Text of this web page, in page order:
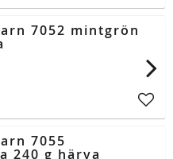
7052 mintgrön
7055
240 g härva